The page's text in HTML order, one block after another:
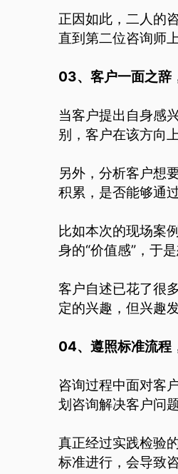
正因如此，二人的
直到第二位咨询师
03、客户一面之辞
当客户提出自身感
别，客户在该方向
另外，分析客户想
积累，是否能够通
比如本次的现场案
身的“价值感”，于
客户自述已花了很
定的兴趣，但兴趣
04、遵照标准流程
咨询过程中面对客
划咨询解决客户问
真正经过实践检验
标准进行，会导致